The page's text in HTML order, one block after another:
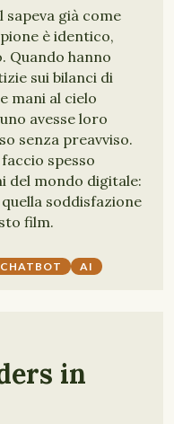
sapeva già come
è identico,
Quando hanno
sui bilanci di
mani al cielo
avesse loro
senza preavviso.
spesso
del mondo digitale:
soddisfazione
film.
CHATBOT AI
in